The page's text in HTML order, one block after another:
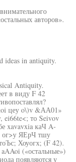
авторов».
ideas in antiquity.
Antiquity.
в виду F 42
цеу o\)v &АА01»
ei66te<; то Seivov
xavavxia каЧ A-
ог>у ЯЕрЧ тшу
Хоуогх; (F 42).
(«остальные»)
появляются у